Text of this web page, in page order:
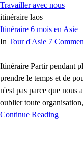
Travailler avec nous
itinéraire laos
Itinéraire 6 mois en Asie
In Tour d'Asie 7
Itinéraire Partir pendant
prendre le temps et de
n'est pas parce que nous
oublier toute
Continue Reading